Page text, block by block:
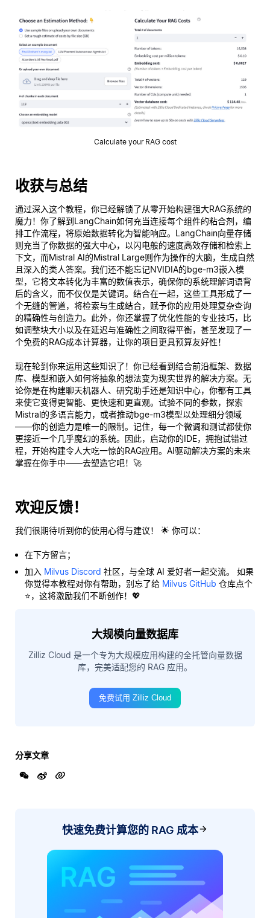
Calculate your RAG cost
收获与总结
通过深入这个教程，你已经解锁了从零开始构建强大RAG系统的
魔力！你了解到LangChain如何充当连接每个组件的粘合剂，编
排工作流程，将原始数据转化为智能响应。LangChain向量存储
则充当了你数据的强大中心，以闪电般的速度高效存储和检索上
下文，而Mistral AI的Mistral Large则作为操作的大脑，生成自然
且深入的类人答案。我们还不能忘记NVIDIA的bge-m3嵌入模
型，它将文本转化为丰富的数值表示，确保你的系统理解词语背
后的含义 ，而不仅仅是关键词。结合在一起，这些工具形成了一
个无缝的管道，将检索与生成结合，赋予你的应用处理复杂查询
的精确性与创造力。此外，你还掌握了优化性能的专业技巧，比
如调整块大小以及在延迟与准确性之间取得平衡，甚至发现了一
个免费的RAG成本计算器，让你的项目更具预算友好性！
现在轮到你来运用这些知识了！你已经看到结合前沿框架、数据
库、模型和嵌入如何将抽象的想法变为现实世界的解决方案。无
论你是在构建聊天机器人、研究助手还是知识中心，你都有工具
来使它变得更智能、更快速和更直观。试验不同的参数，探索
Mistral的多语言能力，或者推动bge-m3模型以处理细分领域
——你的创造力是唯一的限制。记住，每一个微调和测试都使你
更接近一个几乎魔幻的系统。因此，启动你的IDE，拥抱试错过
程，开始构建令人大吃一惊的RAG应用。AI驱动解决方案的未来
掌握在你手中——去塑造它吧！🚀
欢迎反馈！
我们很期待听到你的使用心得与建议！ 🌟 你可以：
在下方留言；
加入 Milvus Discord 社区，与全球 AI 爱好者一起交流。 如果
你觉得本教程对你有帮助，别忘了给 Milvus GitHub 仓库点个
⭐，这将激励我们不断创作！💖
大规模向量数据库
Zilliz Cloud 是一个专为大规模应用构建的全托管向量数据
库，完美适配您的 RAG 应用。
免费试用 Zilliz Cloud
分享文章
快速免费计算您的 RAG 成本